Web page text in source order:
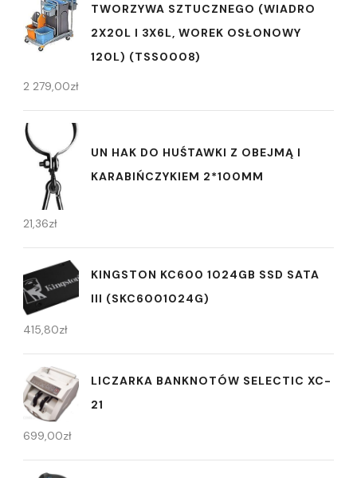
TWORZYWA SZTUCZNEGO (WIADRO
2X20L I 3X6L, WOREK OSŁONOWY
120L) (TSS0008)
2 279,00zł
UN HAK DO HUŚTAWKI Z OBEJMĄ I
KARABIŃCZYKIEM 2*100MM
21,36zł
KINGSTON KC600 1024GB SSD SATA
III (SKC6001024G)
415,80zł
LICZARKA BANKNOTÓW SELECTIC XC-
21
699,00zł